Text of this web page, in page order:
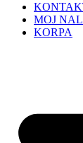
MOJ
KORPA